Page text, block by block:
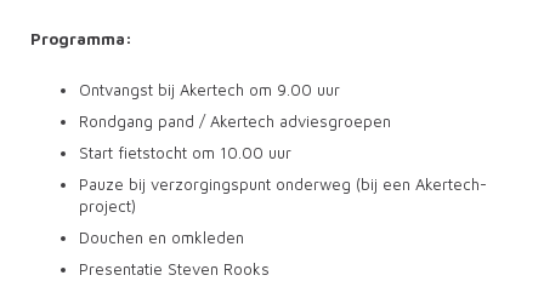
Programma:
Ontvangst bij Akertech om 9.00 uur
Rondgang pand / Akertech adviesgroepen
Start fietstocht om 10.00 uur
Pauze bij verzorgingspunt onderweg (bij een Akertech-
project)
Douchen en omkleden
Presentatie Steven Rooks